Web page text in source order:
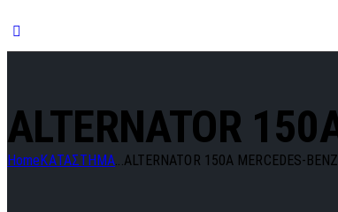
ALTERNATOR
Home ΚΑΤΑΣΤΗΜΑ...ALTERNATOR 150A MERCEDES-